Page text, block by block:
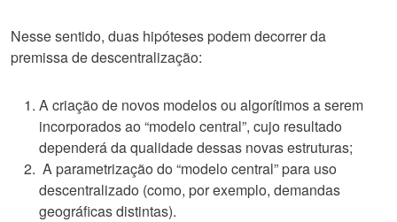
Nesse sentido, duas hipóteses podem decorrer da
premissa de descentralização:
A criação de novos modelos ou algorítimos a serem
incorporados ao “modelo central”, cujo resultado
dependerá da qualidade dessas novas estruturas;
A parametrização do “modelo central” para uso
descentralizado (como, por exemplo, demandas
geográficas distintas).